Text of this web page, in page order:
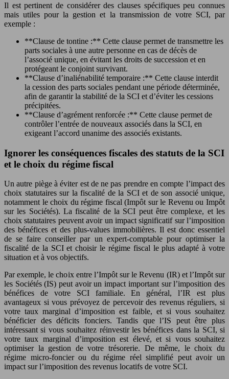
Il est pertinent de considérer des clauses spécifiques peu connues
mais utiles pour la gestion et la transmission de votre SCI, par
exemple :
**Clause de tontine :** Cette clause permet de transmettre les
parts sociales à une autre personne en cas de décès de
l’associé unique, en évitant les droits de succession et en
protégeant le conjoint survivant.
**Clause d’inaliénabilité temporaire :** Cette clause interdit
la cession des parts sociales pendant une période déterminée,
afin de garantir la stabilité de la SCI et d’éviter les cessions
précipitées.
**Clause d’agrément renforcée :** Cette clause permet de
contrôler l’entrée de nouveaux associés dans la SCI, en
exigeant l’accord unanime des associés existants.
Ignorer les conséquences fiscales des statuts de la SCI
et le choix du régime fiscal
Un autre piège à éviter est de ne pas prendre en compte l’impact des
choix statutaires sur la fiscalité de la SCI et de son associé unique,
notamment le choix du régime fiscal (Impôt sur le Revenu ou Impôt
sur les Sociétés). La fiscalité de la SCI peut être complexe, et les
choix statutaires peuvent avoir un impact significatif sur l’imposition
des bénéfices et des plus-values immobilières. Il est donc essentiel
de se faire conseiller par un expert-comptable pour optimiser la
fiscalité de la SCI et choisir le régime fiscal le plus adapté à votre
situation et à vos objectifs.
Par exemple, le choix entre l’Impôt sur le Revenu (IR) et l’Impôt sur
les Sociétés (IS) peut avoir un impact important sur l’imposition des
bénéfices de votre SCI familiale. En général, l’IR est plus
avantageux si vous prévoyez de percevoir des revenus réguliers, si
votre taux marginal d’imposition est faible, et si vous souhaitez
bénéficier des déficits fonciers. Tandis que l’IS peut être plus
intéressant si vous souhaitez réinvestir les bénéfices dans la SCI, si
votre taux marginal d’imposition est élevé, et si vous souhaitez
optimiser la gestion de votre trésorerie. De même, le choix du
régime micro-foncier ou du régime réel simplifié peut avoir un
impact sur l’imposition des revenus locatifs de votre SCI.